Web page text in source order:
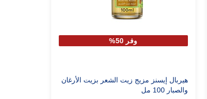
وفر 50%
هيربال إيسنز مزيج زيت الشعر بزيت الأرغان
والصبار 100 مل